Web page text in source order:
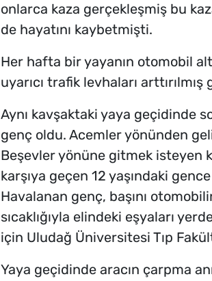
onlarca kaza gerçekleşmiş bu
de hayatını kaybetmişti.
Her hafta bir yayanın otomobil
uyarıcı trafik levhaları
Aynı kavşaktaki yaya geçidinde
genç oldu. Acemler yönünden
Beşevler yönüne gitmek isteyen
karşıya geçen 12 yaşındaki
Havalanan genç, başını
sıcaklığıyla elindeki eşyaları
için Uludağ Üniversitesi Tıp
Yaya geçidinde aracın çarpma